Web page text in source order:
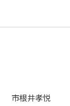
市根井孝悦